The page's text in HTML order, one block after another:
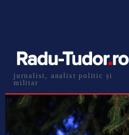
jurnalist, analist politic și
militar